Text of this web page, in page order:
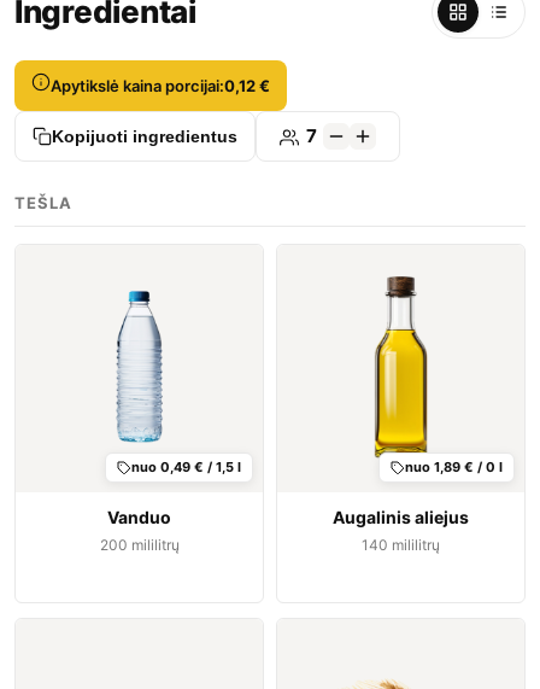
Ingredientai
Kopijuoti ingredientus 7
Apytikslė kaina porcijai:0,12 €
TEŠLA
nuo 0,49 € / 1,5 l
Vanduo
200 mililitrų
nuo 1,89 € / 0 l
Augalinis aliejus
140 mililitrų